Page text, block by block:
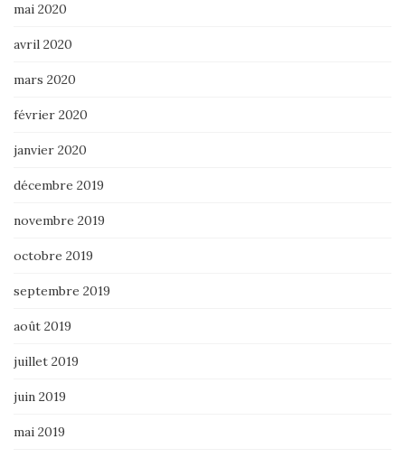
mai 2020
avril 2020
mars 2020
février 2020
janvier 2020
décembre 2019
novembre 2019
octobre 2019
septembre 2019
août 2019
juillet 2019
juin 2019
mai 2019